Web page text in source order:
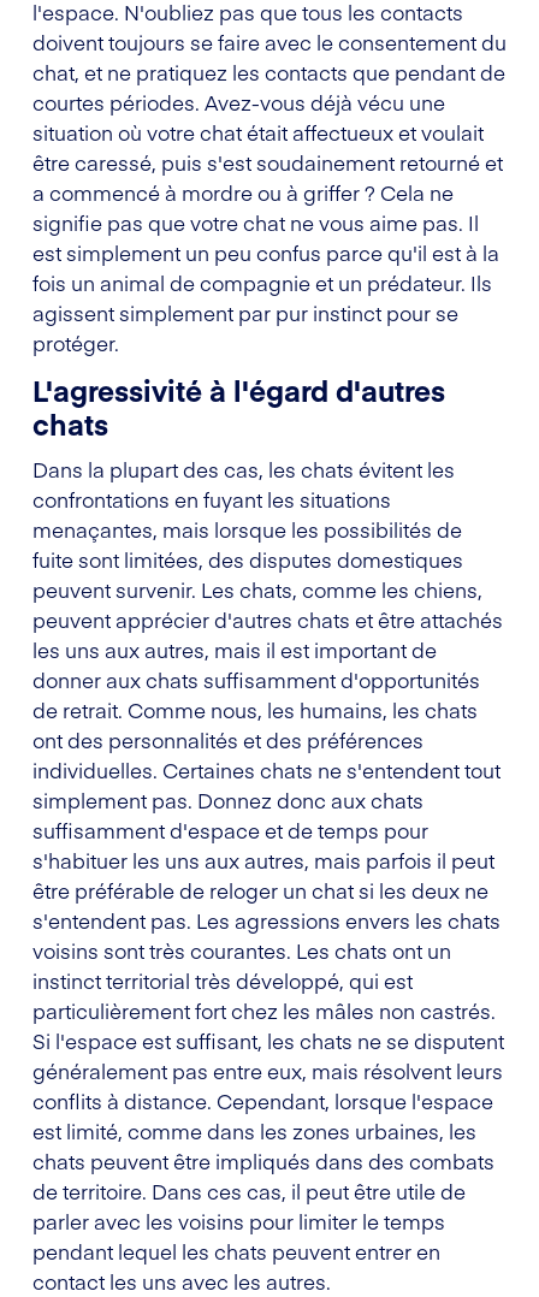
l'espace. N'oubliez pas que tous les contacts
doivent toujours se faire avec le consentement du
chat, et ne pratiquez les contacts que pendant de
courtes périodes. Avez-vous déjà vécu une
situation où votre chat était affectueux et voulait
être caressé, puis s'est soudainement retourné et
a commencé à mordre ou à griffer ? Cela ne
signifie pas que votre chat ne vous aime pas. Il
est simplement un peu confus parce qu'il est à la
fois un animal de compagnie et un prédateur. Ils
agissent simplement par pur instinct pour se
protéger.
L'agressivité à l'égard d'autres
chats
Dans la plupart des cas, les chats évitent les
confrontations en fuyant les situations
menaçantes, mais lorsque les possibilités de
fuite sont limitées, des disputes domestiques
peuvent survenir. Les chats, comme les chiens,
peuvent apprécier d'autres chats et être attachés
les uns aux autres, mais il est important de
donner aux chats suffisamment d'opportunités
de retrait. Comme nous, les humains, les chats
ont des personnalités et des préférences
individuelles. Certaines chats ne s'entendent tout
simplement pas. Donnez donc aux chats
suffisamment d'espace et de temps pour
s'habituer les uns aux autres, mais parfois il peut
être préférable de reloger un chat si les deux ne
s'entendent pas. Les agressions envers les chats
voisins sont très courantes. Les chats ont un
instinct territorial très développé, qui est
particulièrement fort chez les mâles non castrés.
Si l'espace est suffisant, les chats ne se disputent
généralement pas entre eux, mais résolvent leurs
conflits à distance. Cependant, lorsque l'espace
est limité, comme dans les zones urbaines, les
chats peuvent être impliqués dans des combats
de territoire. Dans ces cas, il peut être utile de
parler avec les voisins pour limiter le temps
pendant lequel les chats peuvent entrer en
contact les uns avec les autres.